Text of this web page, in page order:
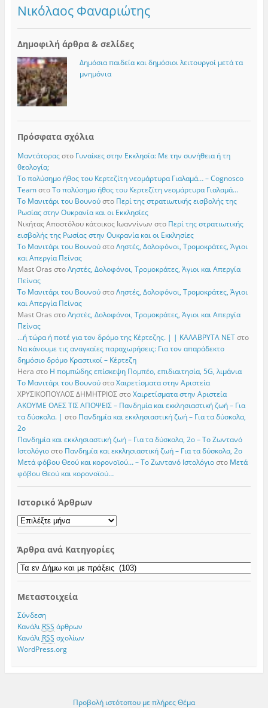
Νικόλαος Φαναριώτης
Δημοφιλή άρθρα & σελίδες
Δημόσια παιδεία και δημόσιοι λειτουργοί μετά τα
μνημόνια
Πρόσφατα σχόλια
Μαντάτοραςστο Γυναίκες στην Εκκλησία: Με την συνήθεια ή τη
θεολογία;
Το πολύσημο ήθος του Κερτεζίτη νεομάρτυρα Γιαλαμά… – Cognosco
TeamστοΤο πολύσημο ήθος του Κερτεζίτη νεομάρτυρα Γιαλαμά…
Το Μανιτάρι του Βουνούστο Περί της στρατιωτικής εισβολής της
Ρωσίας στην Ουκρανία και οι Εκκλησίες
Νικήτας Αποστόλου κάτοικος Ιωαννίνων στο Περί της στρατιωτικής
εισβολής της Ρωσίας στην Ουκρανία και οι Εκκλησίες
Το Μανιτάρι του ΒουνούστοΛηστές, Δολοφόνοι, Τρομοκράτες, Άγιοι
και Απεργία Πείνας
Mast Oras στοΛηστές, Δολοφόνοι, Τρομοκράτες, Άγιοι και Απεργία
Πείνας
Το Μανιτάρι του ΒουνούστοΛηστές, Δολοφόνοι, Τρομοκράτες, Άγιοι
και Απεργία Πείνας
Mast Oras στοΛηστές, Δολοφόνοι, Τρομοκράτες, Άγιοι και Απεργία
Πείνας
…ή τώρα ή ποτέ για τον δρόμο της Κέρτεζης. | | ΚΑΛΑΒΡΥΤΑ ΝΕΤστο
Να κάνουμε τις αναγκαίες παραχωρήσεις: Για τον απαράδεκτο
δημόσιο δρόμο Κραστικοί – Κέρτεζη
Hera στο Η πομπώδης επίσκεψη Πομπέο, επιδιαιτησία, 5G, λιμάνια
Το Μανιτάρι του ΒουνούστοΧαιρετίσματα στην Αριστεία
ΧΡΥΣΙΚΟΠΟΥΛΟΣ ΔΗΜΗΤΡΙΟΣστοΧαιρετίσματα στην Αριστεία
ΑΚΟΥΜΕ ΟΛΕΣ ΤΙΣ ΑΠΟΨΕΙΣ – Πανδημία και εκκλησιαστική ζωή – Για
τα δύσκολα. | στο Πανδημία και εκκλησιαστική ζωή – Για τα δύσκολα,
2ο
Πανδημία και εκκλησιαστική ζωή – Για τα δύσκολα, 2ο – Το Zωντανό
Iστολόγιοστο Πανδημία και εκκλησιαστική ζωή – Για τα δύσκολα, 2ο
Μετά φόβου Θεού και κορονοϊού… – Το Zωντανό Iστολόγιοστο Μετά
φόβου Θεού και κορονοϊού…
Ιστορικό Άρθρων
Ιστορικό
Άρθρων
Άρθρα ανά Κατηγορίες
Άρθρα
ανά
Μεταστοιχεία
Σύνδεση
Κανάλι RSS άρθρων
Κανάλι RSS σχολίων
WordPress.org
Προβολή ιστότοπου με πλήρες Θέμα